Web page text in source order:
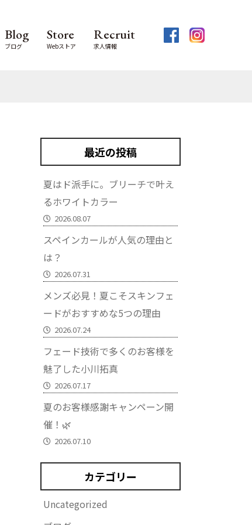
Blog
ブログ
Store
Webストア
Recruit
求人情報
最近の投稿
夏はド派手に。ブリーチで叶え
るホワイトカラー
2026.08.07
スペインカールが人気の理由と
は？
2026.07.31
メンズ必見！夏こそスキンフェ
ードがおすすめな5つの理由
2026.07.24
フェード技術で多くのお客様を
魅了した小川拓真
2026.07.17
夏のお客様感謝キャンペーン開
催！🌿
2026.07.10
カテゴリー
Uncategorized